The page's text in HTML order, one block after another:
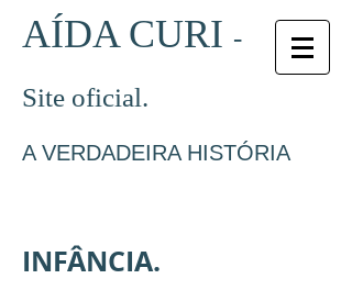
AÍDA CURI -
Site oficial.
A VERDADEIRA HISTÓRIA
INFÂNCIA.